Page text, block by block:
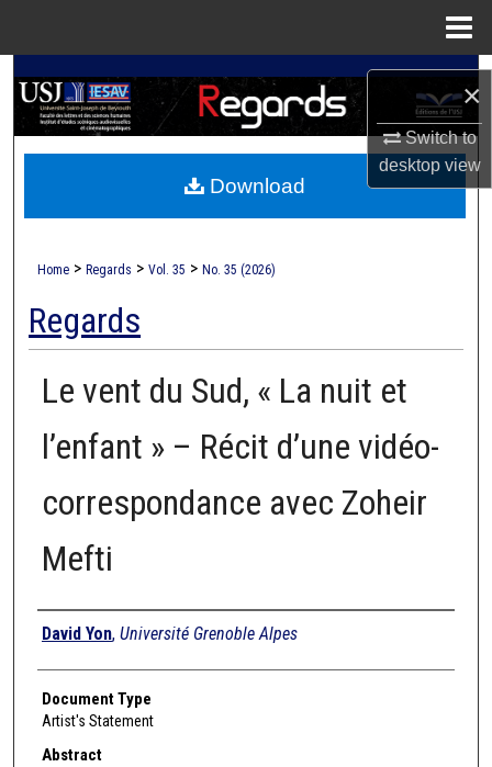
×
Switch to
desktopview
Search
Browse Collections
My Account
Home > Regards > Vol. 35 > No. 35 (2026)
Regards
Le vent du Sud, « La nuit et
l’enfant » – Récit d’une vidéo-
correspondance avec Zoheir
Mefti
Authors
David Yon, Université Grenoble Alpes
Document Type
Artist's Statement
Abstract
Download